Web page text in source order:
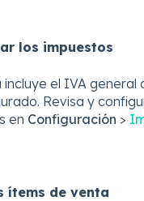
los impuestos
incluye el IVA general
Revisa y
en Configuración >
ítems de venta